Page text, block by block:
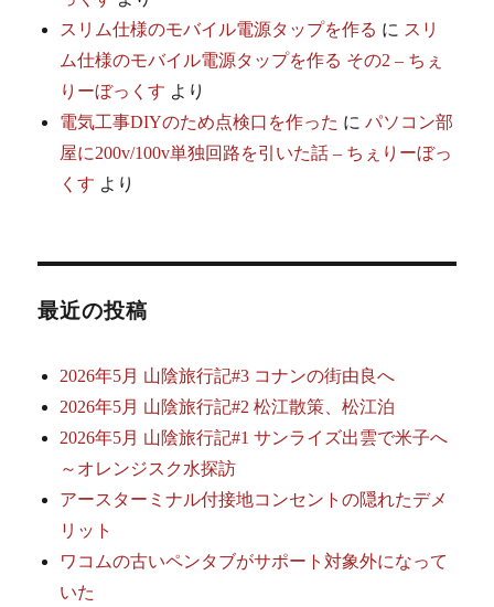
スリム仕様のモバイル電源タップを作る に スリ
ム仕様のモバイル電源タップを作る その2 – ちぇ
りーぼっくす より
電気工事DIYのため点検口を作った にパソコン部
屋に200v/100v単独回路を引いた話 – ちぇりーぼっ
くす より
最近の投稿
2026年5月 山陰旅行記#3 コナンの街由良へ
2026年5月 山陰旅行記#2 松江散策、松江泊
2026年5月 山陰旅行記#1 サンライズ出雲で米子へ
～オレンジスク水探訪
アースターミナル付接地コンセントの隠れたデメ
リット
ワコムの古いペンタブがサポート対象外になって
いた